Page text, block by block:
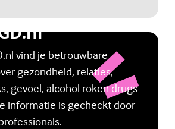
vind je betrouwbare
gezondheid, relaties,
gevoel, alcohol roken drugs
informatie is gecheckt door